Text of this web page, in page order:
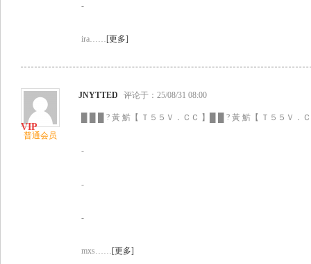
-
ira……[更多]
普通会员
JNYTTED 评论于：25/08/31 08:00
█ █ █ ? 黃 魸【 Ｔ５５Ｖ．ＣＣ 】█ █ ? 黃 魸【 Ｔ５５Ｖ．
-
-
-
mxs……[更多]